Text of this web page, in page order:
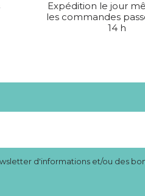
Expédition le jour
les commandes
14 h
d'informations et/ou des